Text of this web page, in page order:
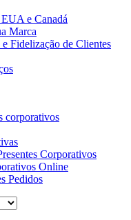
e Canadá
Marca
Fidelização de Clientes
corporativos
Corporativos
Online
Pedidos